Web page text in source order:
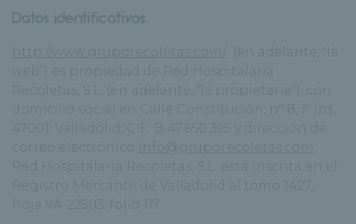
Datos identificativos.
http://www.gruporecoletas.com/
(en adelante, “la
web
”) es propiedad de Red Hospitalaria
Recoletas, S.L. (en adelante, “la propietaria”), con
domicilio social en Calle Constitución, nº 8, 1º izq,
47001, Valladolid, CIF: B-47.650.395 y dirección de
correo electrónico
info@gruporecoletas.com
Red Hospitalaria Recoletas, S.L. está inscrita en el
Registro Mercantil de Valladolid al tomo 1427,
hoja VA-22503, folio 117.